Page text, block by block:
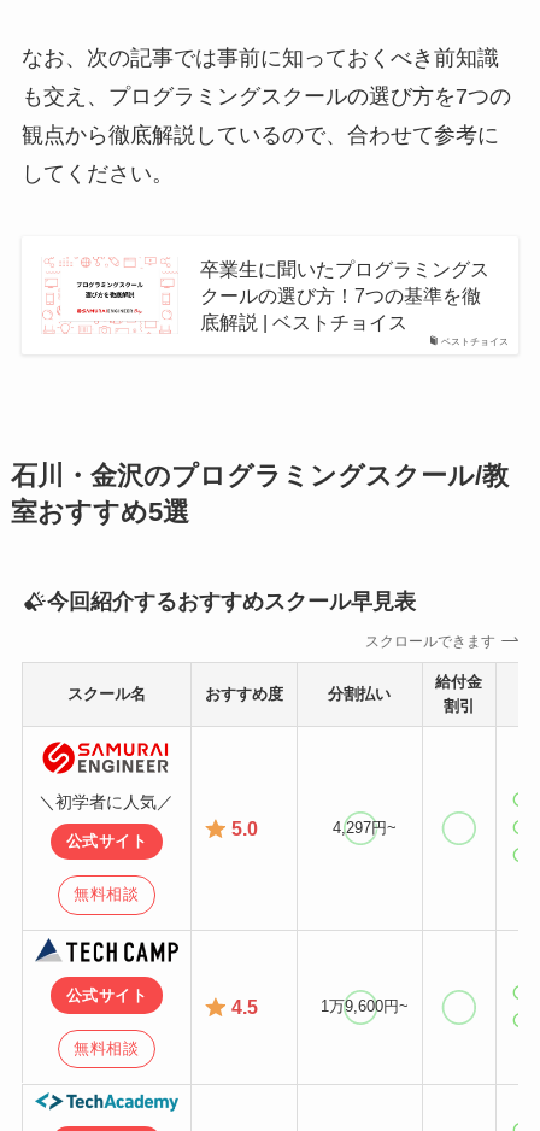
なお、次の記事では事前に知っておくべき前知識
も交え、プログラミングスクールの選び方を7つの
観点から徹底解説しているので、合わせて参考に
してください。
ベストチョイス
卒業生に聞いたプログラミングス
クールの選び方！7つの基準を徹
底解説 | ベストチョイス
石川・金沢のプログラミングスクール/教
室おすすめ5選
今回紹介するおすすめスクール早見表
スクロールできます
スクール名 おすすめ度 分割払い
給付金
割引
＼初学者に人気／
公式サイト
無料相談
5.0 4,297円~
公式サイト
無料相談
4.5 1万9,600円~